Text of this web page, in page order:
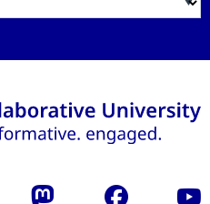
Mastodon Facebook